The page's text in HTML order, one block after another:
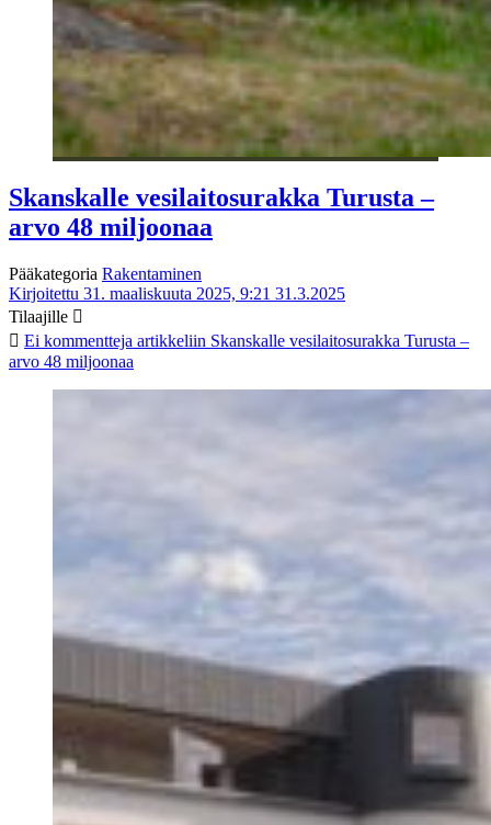
Skanskalle vesilaitosurakka Turusta –
arvo 48 miljoonaa
Pääkategoria Rakentaminen
Kirjoitettu 31. maaliskuuta 2025, 9:21 31.3.2025
Tilaajille
Ei kommentteja artikkeliin Skanskalle vesilaitosurakka Turusta –
arvo 48 miljoonaa